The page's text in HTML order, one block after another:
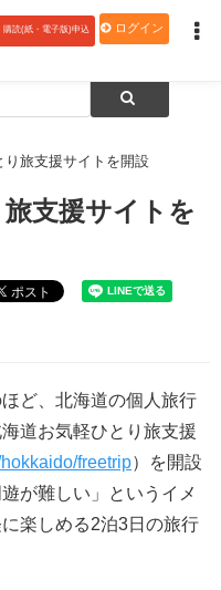
購読(紙・電子版)申込 ログイン
旅支援サイトを開設
支援サイトを
ポスト
ど、北海道の個人旅行
道お気軽ひとり旅支援
freetrip）を開設
が難しい」というイメ
楽しめる2泊3日の旅行